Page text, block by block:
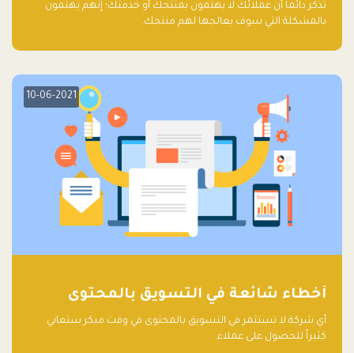
تذكر دائماً أن عملائك لا يهتمون بمنتجك أو خدمتك؛ إنهم يهتمون
بالمشكلة التي سوف يعالجها لهم منتجك.
10-06-2021
أخطاء شائعة في التسويق بالمحتوى
أي شركة لا تستثمر في التسويق بالمحتوى في وقت مبكر ستعاني
كثيراً للحصول على عملاء.